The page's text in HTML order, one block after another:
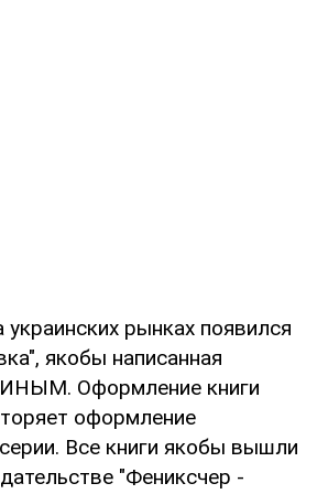
украинских рынках появился
якобы написанная
Оформление книги
оформление
Все книги якобы вышли
"Фениксчер -